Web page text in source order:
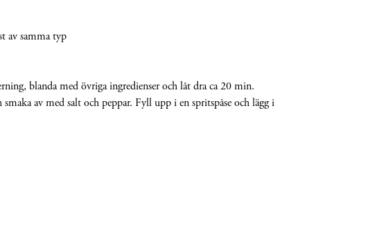
av samma typ
blanda med övriga ingredienser och låt dra ca 20 min.
smaka av med salt och peppar. Fyll upp i en spritspåse och lägg i